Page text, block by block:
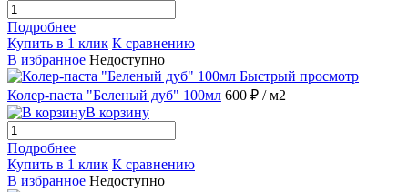
Подробнее
Купить в 1 клик К сравнению
В избранное Недоступно
Быстрый просмотр
Колер-паста "Беленый дуб" 100мл 600 ₽ / м2
В корзину
Подробнее
Купить в 1 клик К сравнению
В избранное Недоступно